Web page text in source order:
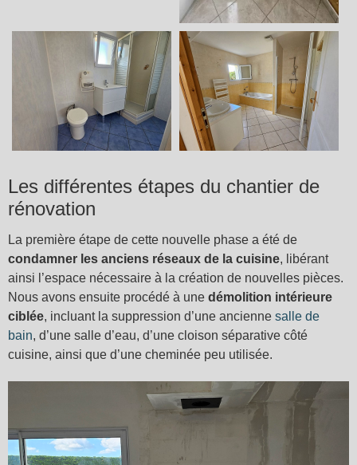
Les différentes étapes du chantier de
rénovation
La première étape de cette nouvelle phase a été de
condamner les anciens réseaux de la cuisine, libérant
ainsi l’espace nécessaire à la création de nouvelles pièces.
Nous avons ensuite procédé à une démolition intérieure
ciblée, incluant la suppression d’une ancienne salle de
bain, d’une salle d’eau, d’une cloison séparative côté
cuisine, ainsi que d’une cheminée peu utilisée.